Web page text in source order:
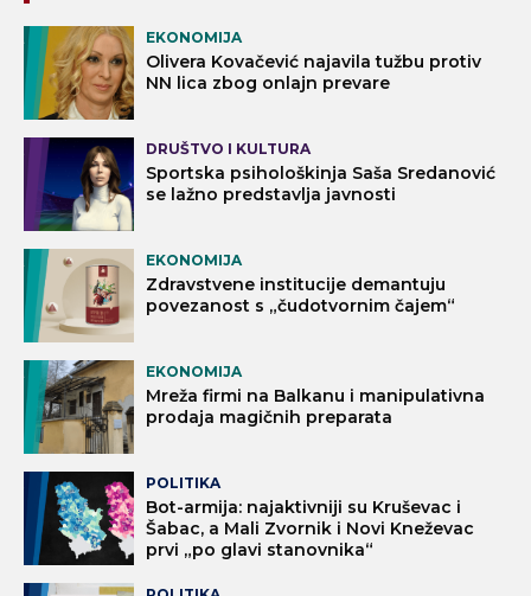
EKONOMIJA
Olivera Kovačević najavila tužbu protiv
NN lica zbog onlajn prevare
DRUŠTVO I KULTURA
Sportska psihološkinja Saša Sredanović
se lažno predstavlja javnosti
EKONOMIJA
Zdravstvene institucije demantuju
povezanost s „čudotvornim čajem“
EKONOMIJA
Mreža firmi na Balkanu i manipulativna
prodaja magičnih preparata
POLITIKA
Bot-armija: najaktivniji su Kruševac i
Šabac, a Mali Zvornik i Novi Kneževac
prvi „po glavi stanovnika“